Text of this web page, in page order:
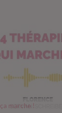
marche !franchir le pas
bonheur
pleine forme
relations
philosophiques
un abandon